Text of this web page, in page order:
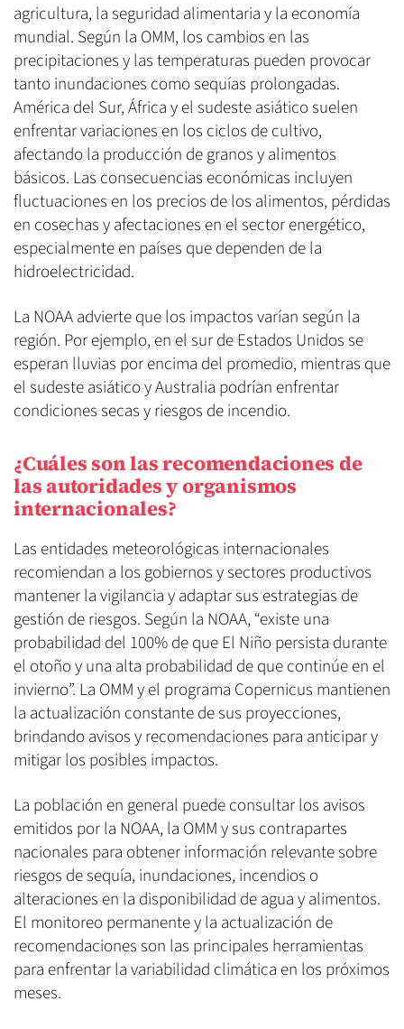
agricultura, la seguridad alimentaria y la economía
mundial. Según la OMM, los cambios en las
precipitaciones y las temperaturas pueden provocar
tanto inundaciones como sequías prolongadas.
América del Sur, África y el sudeste asiático suelen
enfrentar variaciones en los ciclos de cultivo,
afectando la producción de granos y alimentos
básicos. Las consecuencias económicas incluyen
fluctuaciones en los precios de los alimentos, pérdidas
en cosechas y afectaciones en el sector energético,
especialmente en países que dependen de la
hidroelectricidad.
La NOAA advierte que los impactos varían según la
región. Por ejemplo, en el sur de Estados Unidos se
esperan lluvias por encima del promedio, mientras que
el sudeste asiático y Australia podrían enfrentar
condiciones secas y riesgos de incendio.
¿Cuáles son las recomendaciones de
las autoridades y organismos
internacionales?
Las entidades meteorológicas internacionales
recomiendan a los gobiernos y sectores productivos
mantener la vigilancia y adaptar sus estrategias de
gestión de riesgos. Según la NOAA, “existe una
probabilidad del 100% de que El Niño persista durante
el otoño y una alta probabilidad de que continúe en el
invierno”. La OMM y el programa Copernicus mantienen
la actualización constante de sus proyecciones,
brindando avisos y recomendaciones para anticipar y
mitigar los posibles impactos.
La población en general puede consultar los avisos
emitidos por la NOAA, la OMM y sus contrapartes
nacionales para obtener información relevante sobre
riesgos de sequía, inundaciones, incendios o
alteraciones en la disponibilidad de agua y alimentos.
El monitoreo permanente y la actualización de
recomendaciones son las principales herramientas
para enfrentar la variabilidad climática en los próximos
meses.